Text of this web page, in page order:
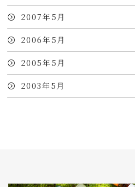
2007年5月
2006年5月
2005年5月
2003年5月